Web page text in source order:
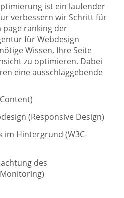
ist ein laufender
verbessern wir Schritt für
ranking der
für Webdesign
Wissen, Ihre Seite
zu optimieren. Dabei
eine ausschlaggebende
(Responsive Design)
im Hintergrund (W3C-
des